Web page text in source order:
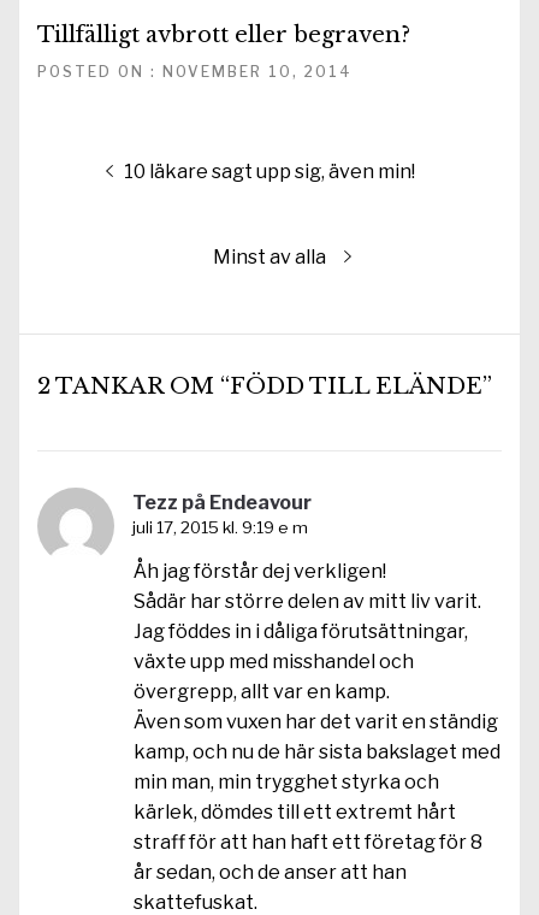
Tillfälligt avbrott eller begraven?
POSTED ON : NOVEMBER 10, 2014
Inläggsnavigering
Föregående
10 läkare sagt upp sig, även min!
Nästa
Minst av alla
2 TANKAR OM “FÖDD TILL ELÄNDE”
Tezz på Endeavour
juli 17, 2015 kl. 9:19 e m
Åh jag förstår dej verkligen!
Sådär har större delen av mitt liv varit.
Jag föddes in i dåliga förutsättningar,
växte upp med misshandel och
övergrepp, allt var en kamp.
Även som vuxen har det varit en ständig
kamp, och nu de här sista bakslaget med
min man, min trygghet styrka och
kärlek, dömdes till ett extremt hårt
straff för att han haft ett företag för 8
år sedan, och de anser att han
skattefuskat.